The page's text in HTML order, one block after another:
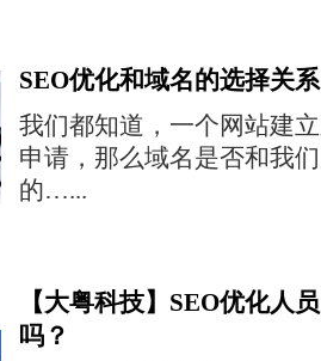
SEO优化和域名的选择关系
我们都知道，一个网站建
申请，那么域名是否和我
的…...
【大粤科技】SEO优化人
吗？